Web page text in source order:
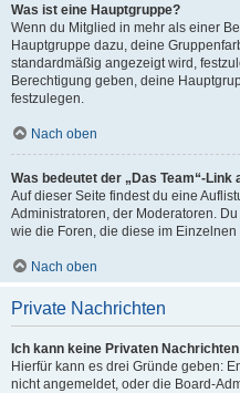
Was ist eine Hauptgruppe?
Wenn du Mitglied in mehr als einer
Hauptgruppe dazu, deine
standardmäßig angezeigt wird,
Berechtigung geben, deine
festzulegen.
Nach oben
Was bedeutet der „Das Team“-Link
Auf dieser Seite findest du eine
Administratoren, der Moderatoren.
wie die Foren, die diese im
Nach oben
Private Nachrichten
Ich kann keine Privaten
Hierfür kann es drei Gründe geben:
nicht angemeldet, oder die Board-